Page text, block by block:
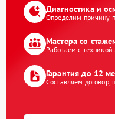
Диагностика и
Определим причину
Мастера со
Работаем с
Гарантия до 12
Составляем договор,